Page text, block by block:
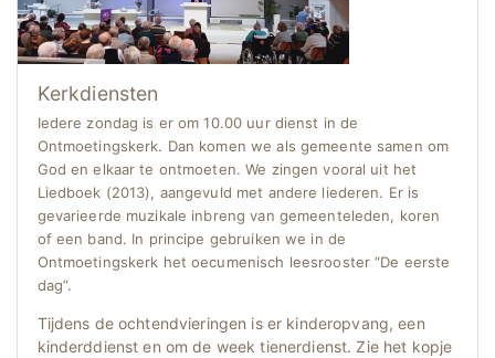
Kerkdiensten
Iedere zondag is er om 10.00 uur dienst in de
Ontmoetingskerk. Dan komen we als gemeente samen om
God en elkaar te ontmoeten. We zingen vooral uit het
Liedboek (2013), aangevuld met andere liederen. Er is
gevarieerde muzikale inbreng van gemeenteleden, koren
of een band. In principe gebruiken we in de
Ontmoetingskerk het oecumenisch leesrooster “De eerste
dag”.
Tijdens de ochtendvieringen is er kinderopvang, een
kinderddienst en om de week tienerdienst. Zie het kopje